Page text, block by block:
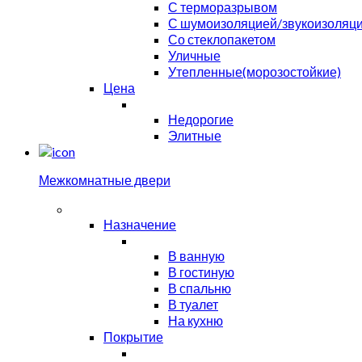
С терморазрывом
С шумоизоляцией/
Со стеклопакетом
Уличные
Утепленные(морозостойкие)
Цена
Недорогие
Элитные
Межкомнатные двери
Назначение
В ванную
В гостиную
В спальню
В туалет
На кухню
Покрытие